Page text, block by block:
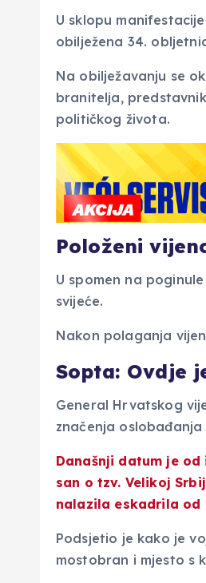
U sklopu manifestacije
obilježena 34.
Na obilježavanju se
branitelja,
političkog života.
Položeni
U spomen na
svijeće.
Nakon polaganja
Sopta: Ovdje
General Hrvatskog
značenja
Današnji datum je
san o tzv. Velikoj
nalazila eskadrila od
Podsjetio je kako je
mostobran i mjesto s